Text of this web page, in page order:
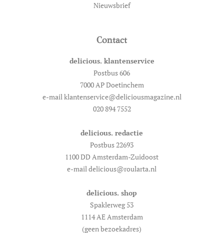
Nieuwsbrief
Contact
delicious. klantenservice
Postbus 606
7000 AP Doetinchem
e-mail klantenservice@deliciousmagazine.nl
020 894 7552
delicious. redactie
Postbus 22693
1100 DD Amsterdam-Zuidoost
e-mail delicious@roularta.nl
delicious. shop
Spaklerweg 53
1114 AE Amsterdam
(geen bezoekadres)